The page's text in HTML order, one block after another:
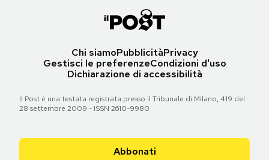
Chi siamoPubblicitàPrivacy
Gestisci le preferenzeCondizioni d'uso
Dichiarazione di accessibilità
Il Post è una testata registrata presso il Tribunale di Milano, 419 del
28 settembre 2009 - ISSN 2610-9980
Abbonati